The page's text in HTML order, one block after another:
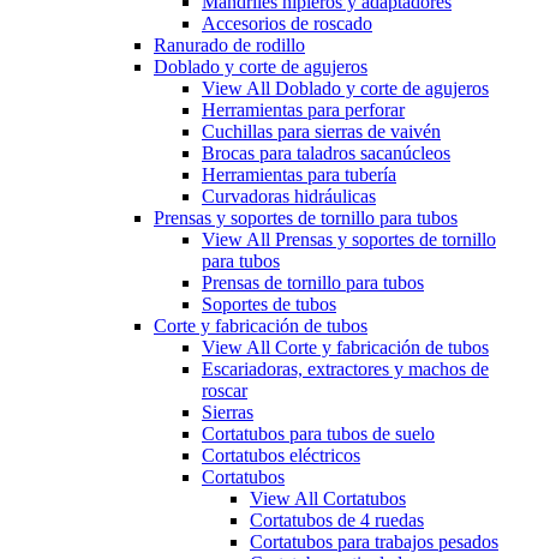
Accesorios de roscado
Ranurado de rodillo
Doblado y corte de agujeros
View All Doblado y corte de agujeros
Herramientas para perforar
Cuchillas para sierras de vaivén
Brocas para taladros sacanúcleos
Herramientas para tubería
Curvadoras hidráulicas
Prensas y soportes de tornillo para tubos
View All Prensas y soportes de tornillo
para tubos
Prensas de tornillo para tubos
Soportes de tubos
Corte y fabricación de tubos
View All Corte y fabricación de tubos
Escariadoras, extractores y machos de
roscar
Sierras
Cortatubos para tubos de suelo
Cortatubos eléctricos
Cortatubos
View All Cortatubos
Cortatubos de 4 ruedas
Cortatubos para trabajos pesados